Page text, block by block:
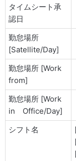
タイムシート承
認日
勤怠場所
[Satellite/Day]
勤怠場所 [Work
from]
勤怠場所 [Work
in Office/Day]
シフト名